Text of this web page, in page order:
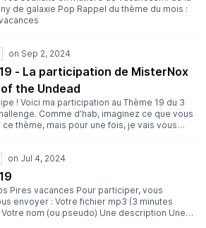
de galaxie Pop Rappel du thème du mois :
- La participation de MisterNox
the Undead
! Voici ma participation au Thème 19 du 3
Comme d’hab, imaginez ce que vous
thème, mais pour une fois, je vais vous
le devenir… BREF, très bonne écoute à
Bon voyage 😉 Rappel du thème du
Pires vacances
Pires vacances Pour participer, vous
envoyer : Votre fichier mp3 (3 minutes
Votre nom (ou pseudo) Une description Une